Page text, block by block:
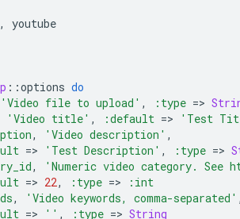
,
youtube
::options do
'Video file to upload' , :type =>
'Video title' , :default =>
'Test
, 'Video description' ,
=> 'Test Description' , :type =>
,
'Numeric video category. See
=> 22, :type =>
:int
, 'Video keywords, comma-separated'
=> '' , :type => String